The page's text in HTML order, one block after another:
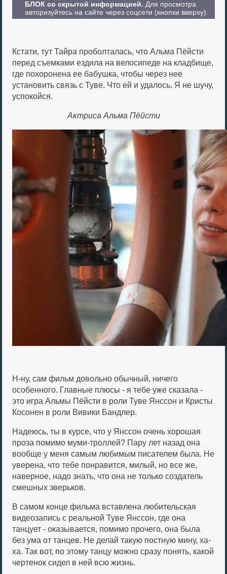
БЛОК со скрытой информацией. Для просмотра
авторизуйтесь на сайте через соцсети (кнопки вверху).
Кстати, тут Тайра проболталась, что Альма Пёйсти
перед съемками ездила на велосипеде на кладбище,
где похоронена ее бабушка, чтобы через нее
установить связь с Туве. Что ей и удалось. Я не шучу,
успокойся.
Актриса Альма Пёйсти
Н-ну, сам фильм довольно обычный, ничего
особенного. Главные плюсы - я тебе уже сказала -
это игра Альмы Пёйсти в роли Туве Янссон и Кристы
Косонен в роли Вивики Бандлер.
Надеюсь, ты в курсе, что у Янссон очень хорошая
проза помимо муми-троллей? Пару лет назад она
вообще у меня самым любимым писателем была. Не
уверена, что тебе понравится, милый, но все же,
наверное, надо знать, что она не только создатель
смешных зверьков.
В самом конце фильма вставлена любительская
видеозапись с реальной Туве Янссон, где она
танцует - оказывается, помимо прочего, она была
без ума от танцев. Не делай такую постную мину, ха-
ха. Так вот, по этому танцу можно сразу понять, какой
чертенок сидел в ней всю жизнь.